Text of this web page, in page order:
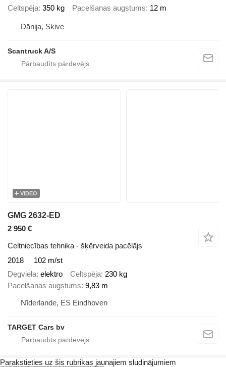
Celtspēja 350 kg Pacelšanas augstums 12 m
Dānija, Skive
Scantruck A/S
VIDEO
GMG 2632-ED
2 950 €
Celtniecības tehnika - šķērveida pacēlājs
2018
102 m/st
Degviela elektro Celtspēja 230 kg
Pacelšanas augstums 9,83 m
Nīderlande, ES Eindhoven
TARGET Cars bv
Parakstieties uz šis rubrikas jaunajiem sludinājumiem